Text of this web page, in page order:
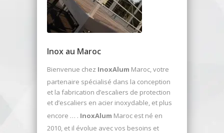
Inox au Maroc
Bienvenue chez InoxAlum Maroc, votre
partenaire spécialisé dans la conception
et la fabrication d’escaliers de protection
et d’escaliers en acier inoxydable, et plus
encore … . InoxAlum Maroc est né en
2010, et il évolue avec vos besoins et